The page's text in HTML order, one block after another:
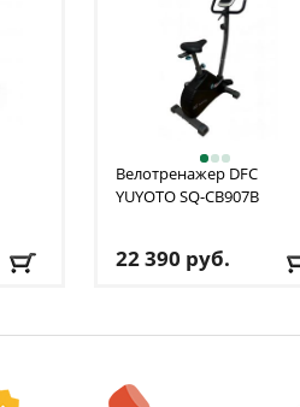
Велотренажер DFC
YUYOTO SQ-CB907B
22 390 руб.
Макс. вес: 113 кг
Система нагружения